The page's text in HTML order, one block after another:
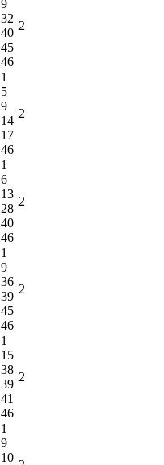
9
32
40
45
46
2
1
5
9
14
17
46
2
1
6
13
28
40
46
2
1
9
36
39
45
46
2
1
15
38
39
41
46
2
1
9
10